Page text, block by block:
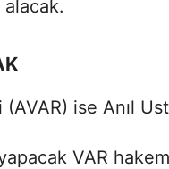
(AVAR) ise Anıl
VAR